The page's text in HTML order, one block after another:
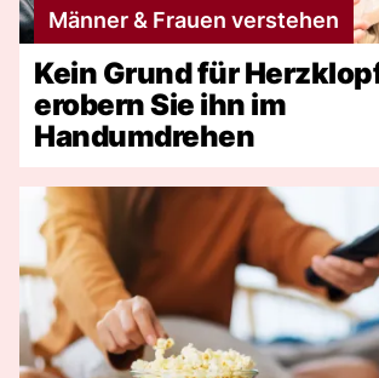
Männer & Frauen verstehen
Kein Grund für
erobern Sie ihn im
Handumdrehen